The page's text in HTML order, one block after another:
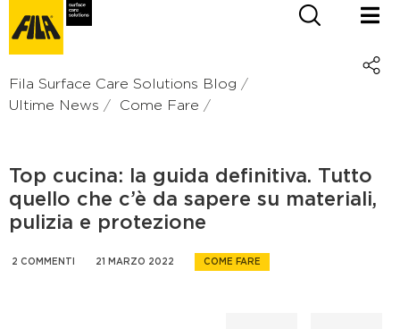
Fila Surface Care Solutions Blog
Ultime News
Come Fare
Top cucina: la guida definitiva. Tutto
quello che c’è da sapere su materiali,
pulizia e protezione
2 COMMENTI 21 MARZO 2022 COME FARE